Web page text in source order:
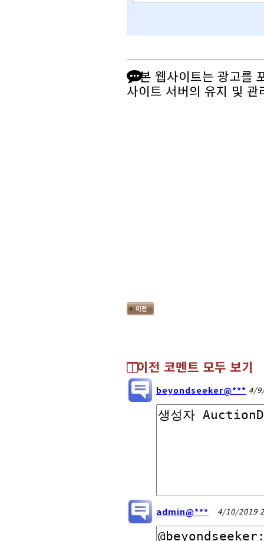
본 웹사이트는 광고를
사이트 서버의 유지 및
이전 코멘트 모두 보기
beyondseeker@*** 4/
admin@*** 4/10/2019